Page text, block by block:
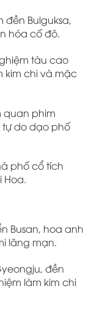
đền Bulguksa,
hóa cố đô.
tàu cao
kim chi và mặc
quan phim
tự do dạo phố
phố cổ tích
Hoa.
Busan, hoa anh
lãng mạn.
đền
làm kim chi